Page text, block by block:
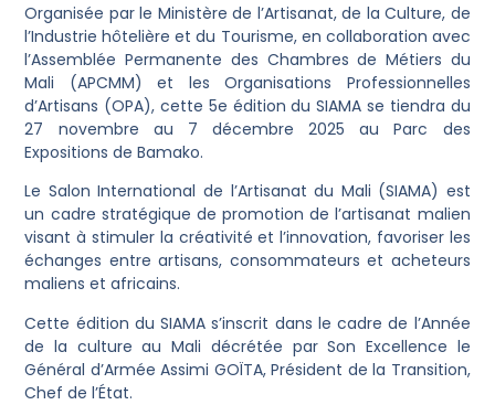
Organisée par le Ministère de l’Artisanat, de la Culture, de
l’Industrie hôtelière et du Tourisme, en collaboration avec
l’Assemblée Permanente des Chambres de Métiers du
Mali (APCMM) et les Organisations Professionnelles
d’Artisans (OPA), cette 5e édition du SIAMA se tiendra du
27 novembre au 7 décembre 2025 au Parc des
Expositions de Bamako.
Le Salon International de l’Artisanat du Mali (SIAMA) est
un cadre stratégique de promotion de l’artisanat malien
visant à stimuler la créativité et l’innovation, favoriser les
échanges entre artisans, consommateurs et acheteurs
maliens et africains.
Cette édition du SIAMA s’inscrit dans le cadre de l’Année
de la culture au Mali décrétée par Son Excellence le
Général d’Armée Assimi GOÏTA, Président de la Transition,
Chef de l’État.